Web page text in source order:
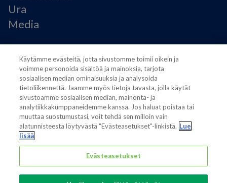
Ura
Media
Käyttöehdot
Modern Slavery Statement
Tietosuojaseloste
Käyttöehdot
Evästeasetukset
Also of interest
Käytämme evästeitä, jotta sivustomme toimii oikein ja
voimme personoida sisältöä ja mainoksia, tarjota
sosiaalisen median ominaisuuksia ja analysoida
tietoliikennettä. Jaamme myös tietoja tavasta, jolla käytät
sivustoamme sosiaalisen median, mainonta- ja
analytiikkakumppaneidemme kanssa. Jos haluat poistaa tai
muuttaa suostumustasi, voit tehdä sen milloin vain
alatunnisteesta löytyvästä "Evästeasetukset"-linkistä. Lue
lisää
Evästeasetukset